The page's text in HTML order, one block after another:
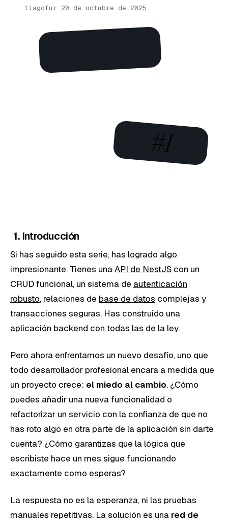
tiagofur · 20 de octubre de 2025
#1
1. Introducción
Si has seguido esta serie, has logrado algo
impresionante. Tienes unaAPI de NestJS con un
CRUD funcional, un sistema de autenticación
robusto, relaciones de base de datos complejas y
transacciones seguras. Has construido una
aplicación backend con todas las de la ley.
Pero ahora enfrentamos un nuevo desafío, uno que
todo desarrollador profesional encara a medida que
un proyecto crece: el miedo al cambio. ¿Cómo
puedes añadir una nueva funcionalidad o
refactorizar un servicio con la confianza de que no
has roto algo en otra parte de la aplicación sin darte
cuenta? ¿Cómo garantizas que la lógica que
escribiste hace un mes sigue funcionando
exactamente como esperas?
La respuesta no es la esperanza, ni las pruebas
manuales repetitivas. La solución es una red de